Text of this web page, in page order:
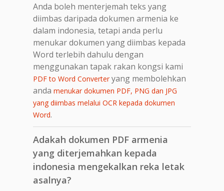
Anda boleh menterjemah teks yang
diimbas daripada dokumen armenia ke
dalam indonesia, tetapi anda perlu
menukar dokumen yang diimbas kepada
Word terlebih dahulu dengan
menggunakan tapak rakan kongsi kami
PDF to Word Converteryang membolehkan
anda menukar dokumen PDF, PNG dan JPG
yang diimbas melalui OCR kepada dokumen
Word.
Adakah dokumen PDF armenia
yang diterjemahkan kepada
indonesia mengekalkan reka letak
asalnya?